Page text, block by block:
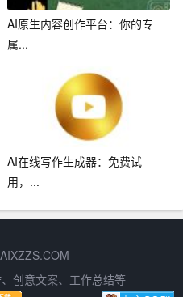
行分析和扩展，从而获得写
提高写作效率和质量的重
们可以更好地发挥 AI 写作
插上翅膀。
AI原生内容创作平台：你的专
属...
AI在线写作生成器：免费试
用，...
创意文案、工作总结等